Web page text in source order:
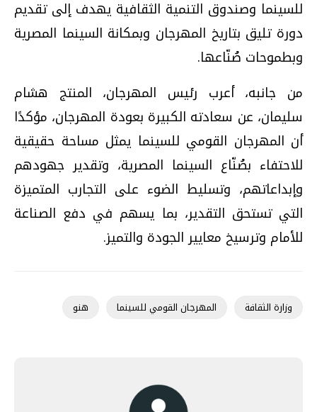
للسينما وصندوق التنمية الثقافية يهدف إلى تقديم
دورة تليق بتاريخ المهرجان وبمكانة السينما المصرية
وبطموحات صُنّاعها.
من جانبه، أعرب رئيس المهرجان، المنتج هشام
سليمان، عن سعادته الكبيرة بعودة المهرجان، مؤكدًا
أن المهرجان القومي للسينما يمثل مساحة حقيقية
للاحتفاء بصُنّاع السينما المصرية، وتقدير جهودهم
وإبداعاتهم، وتسليط الضوء على التجارب المتميزة
التي تستحق التقدير، بما يسهم في دفع الصناعة
للأمام وترسيخ معايير الجودة والتميز.
وزارة الثقافة المهرجان القومي للسينما هنو